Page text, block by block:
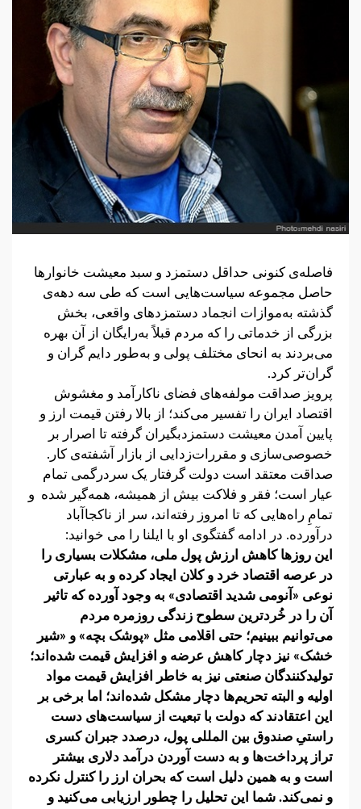
فاصله‌ی کنونی حداقل دستمزد و سبد معیشت خانوارها
حاصل مجموعه سیاست‌هایی است که طی سه دهه‌ی
گذشته به‌موازات انجماد دستمزدهای واقعی، بخش
بزرگی از خدماتی را که مردم قبلاً به‌رایگان از آن بهره
می‌بردند به انحای مختلف پولی و به‌طور دایم گران و
گران‌تر کرد.
پرویز صداقت مولفه‌های فضای ناکارآمد و مغشوش
اقتصاد ایران را تفسیر می‌کند؛ از بالا رفتن قیمت ارز و
پایین آمدن معیشت دستمزدبگیران گرفته تا اصرار بر
خصوصی‌سازی و مقررات‌زدایی از بازار آشفته‌ی کار.
صداقت معتقد است دولت گرفتار یک سردرگمی تمام
عیار است؛ فقر و فلاکت بیش از همیشه، همه‌گیر شده و
تمامِ راه‌هایی که تا امروز رفته‌اند، سر از ناکجاآباد
درآورده. در ادامه گفتگوی او با ایلنا را می خوانید:
این روزها کاهش ارزش پول ملی، مشکلات بسیاری را
در عرصه اقتصاد خرد و کلان ایجاد کرده و به عبارتی
نوعی «آنومی شدید اقتصادی» به وجود آورده که تاثیر
آن را در خُردترین سطوح زندگی روزمره مردم
می‌توانیم ببینیم؛ حتی اقلامی مثل «پوشک بچه» و «شیر
خشک» نیز دچار کاهش عرضه و افزایش قیمت شده‌اند؛
تولیدکنندگان صنعتی نیز به خاطر افزایش قیمت مواد
اولیه و البته تحریم‌ها دچار مشکل شده‌اند؛ اما برخی بر
این اعتقادند که دولت با تبعیت از سیاست‌های دست
راستیِ صندوق بین المللی پول، درصدد جبران کسری
تراز پرداخت‌ها و به دست آوردن درآمد دلاری بیشتر
است و به همین دلیل است که بحران ارز را کنترل نکرده
و نمی‌کند. شما این تحلیل را چطور ارزیابی می‌کنید و